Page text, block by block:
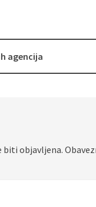
agencija
biti objavljena.